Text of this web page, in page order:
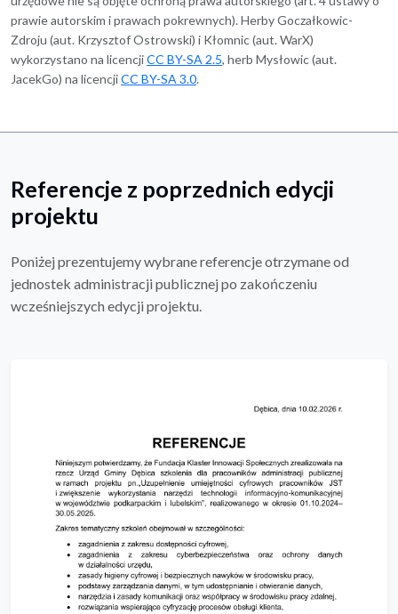
prawie autorskim i prawach pokrewnych). Herby Goczałkowic-
Zdroju (aut. Krzysztof Ostrowski) i Kłomnic (aut. WarX)
wykorzystano na licencjiCC BY-SA 2.5, herb Mysłowic (aut.
JacekGo) na licencjiCC BY-SA 3.0.
Referencje z poprzednich edycji
projektu
Poniżej prezentujemy wybrane referencje otrzymane od
jednostek administracji publicznej po zakończeniu
wcześniejszych edycji projektu.